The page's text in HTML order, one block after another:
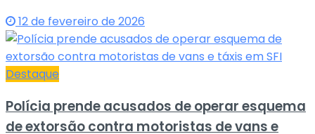
12 de fevereiro de 2026
Destaque
Polícia prende acusados de operar esquema
de extorsão contra motoristas de vans e